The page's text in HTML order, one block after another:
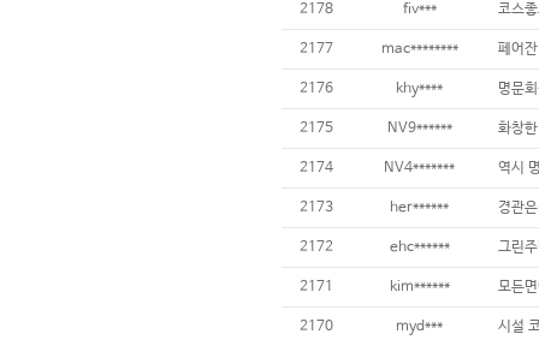
2178 fiv***
2177 mac********
2176 khy****
2175 NV9******
2174 NV4*******
2173 her******
2172 ehc******
2171 kim******
2170 myd***